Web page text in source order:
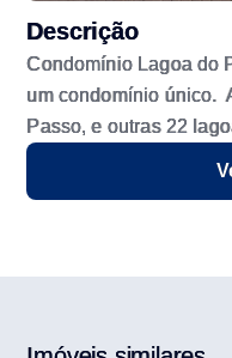
Descrição
Condomínio Lagoa do
um condomínio único.
Passo, e outras 22 lagoas e o mar. Empreendimento
ideal para a prática de
infraestrutura de lazer
mais de 46 hectares,
Conta com essas